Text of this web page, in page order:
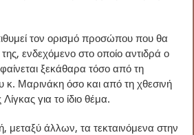
τον ορισμό προσώπου που θα
ενδεχόμενο στο οποίο αντιδρά ο
ξεκάθαρα τόσο από τη
κ. Μαρινάκη όσο και από τη χθεσινή
για το ίδιο θέμα.
μεταξύ άλλων, τα τεκταινόμενα στην